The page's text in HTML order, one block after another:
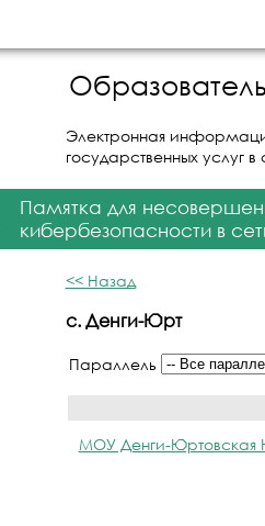
Электронная
государственных услуг
Памятка для
кибербезопасности в
<< Назад
с. Денги-Юрт
Параллель
МОУ Денги-